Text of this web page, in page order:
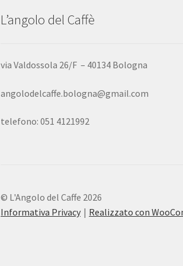
L’angolo del Caffè
via Valdossola 26/F – 40134 Bologna
angolodelcaffe.bologna@gmail.com
telefono: 051 4121992
© L'Angolo del Caffe 2026
Informativa Privacy
Realizzato con